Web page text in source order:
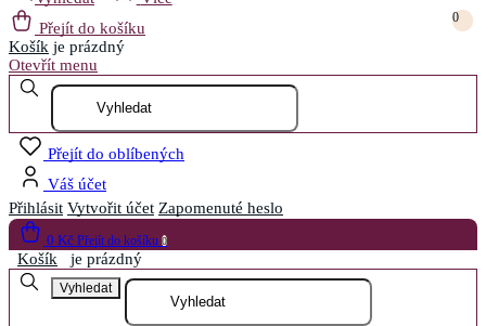
Přejít do košíku
0
Košík je prázdný
Otevřít menu
Přejít do oblíbených
Váš účet
Přihlásit Vytvořit účet Zapomenuté heslo
0 Kč Přejít do košíku 0
Košík je prázdný
Vyhledat